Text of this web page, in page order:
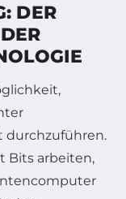
DER
durchzuführen.
Bits arbeiten,